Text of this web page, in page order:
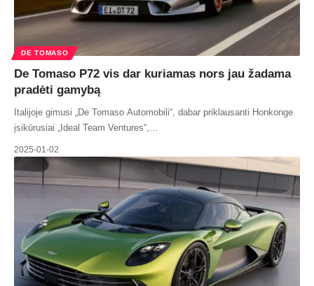
DE TOMASO
De Tomaso P72 vis dar kuriamas nors jau žadama
pradėti gamybą
Italijoje gimusi „De Tomaso Automobili“, dabar priklausanti Honkonge
įsikūrusiai „Ideal Team Ventures“,…
2025-01-02